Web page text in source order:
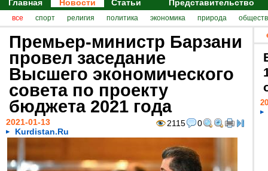
Главная Новости Статьи Представительство
все спорт религия политика экономика природа
Премьер-министр Барзани
провел заседание
Высшего экономического
совета по проекту
бюджета 2021 года
2115 0
2021-01-13
Kurdistan.Ru